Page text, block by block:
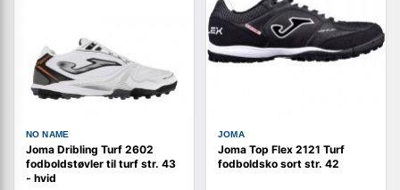
NO NAME
Joma Dribling Turf 2602
fodboldstøvler til turf str. 43
- hvid
JOMA
Joma Top Flex 2121 Turf
fodboldsko sort str. 42